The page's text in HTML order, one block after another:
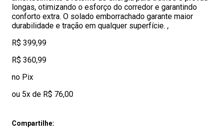
longas, otimizando o esforço do corredor e garantindo
conforto extra. O solado emborrachado garante maior
durabilidade e tração em qualquer superfície. ,
R$ 399,99
R$ 360,99
no Pix
ou 5x de R$ 76,00
Compartilhe: